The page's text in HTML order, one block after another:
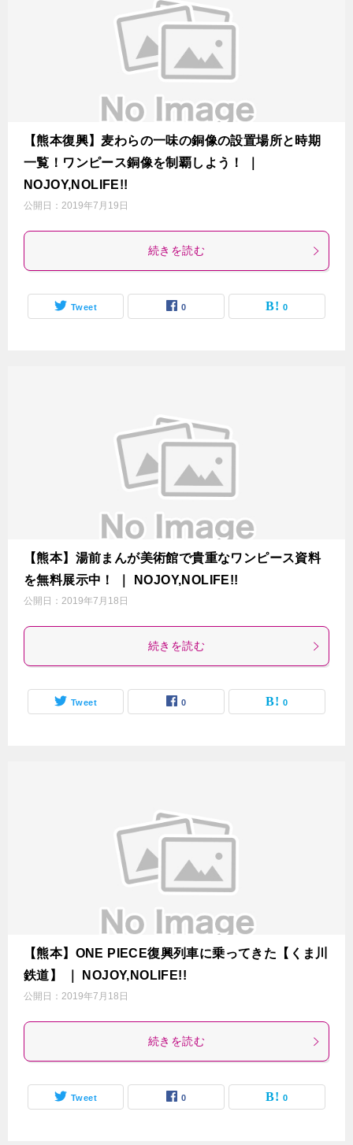
【熊本復興】麦わらの一味の銅像の設置場所と時期
一覧！ワンピース銅像を制覇しよう！ ｜
NOJOY,NOLIFE!!
公開日： 2019年7月19日
続きを読む
Tweet 0 0
【熊本】湯前まんが美術館で貴重なワンピース資料
を無料展示中！ ｜ NOJOY,NOLIFE!!
公開日： 2019年7月18日
続きを読む
Tweet 0 0
【熊本】ONE PIECE復興列車に乗ってきた【くま川
鉄道】 ｜ NOJOY,NOLIFE!!
公開日： 2019年7月18日
続きを読む
Tweet 0 0